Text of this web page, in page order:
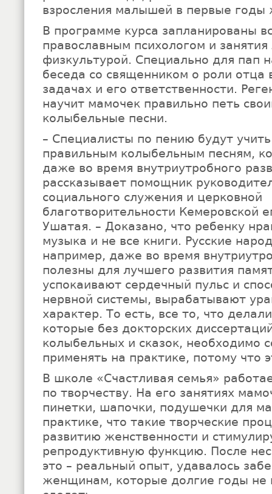
взросления малышей в первые годы
В программе курса запланированы
православным психологом и занятия
физкультурой. Специально для пап
беседа со священником о роли отца
задачах и его ответственности.
научит мамочек правильно петь
колыбельные песни.
– Специалисты по пению будут
правильным колыбельным песням,
даже во время внутриутробного
рассказывает помощник
социального служения и церковной
благотворительности Кемеровской
Ушатая. – Доказано, что ребенку
музыка и не все книги. Русские
например, даже во время
полезны для лучшего развития
успокаивают сердечный пульс и
нервной системы, вырабатывают
характер. То есть, все то, что
которые без докторских
колыбельных и сказок, необходимо
применять на практике, потому что
В школе «Счастливая семья»
по творчеству. На его занятиях
пинетки, шапочки, подушечки для
практике, что такие творческие
развитию женственности и
репродуктивную функцию. После
это – реальный опыт, удавалось
женщинам, которые долгие годы не